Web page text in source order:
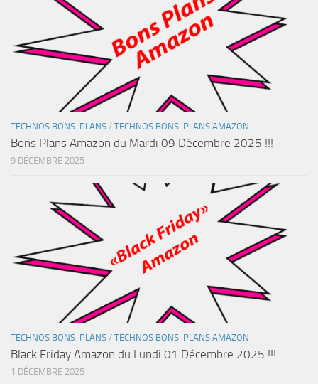
TECHNOS BONS-PLANS / TECHNOS BONS-PLANS AMAZON
Bons Plans Amazon du Mardi 09 Décembre 2025 !!!
9 DÉCEMBRE 2025
TECHNOS BONS-PLANS / TECHNOS BONS-PLANS AMAZON
Black Friday Amazon du Lundi 01 Décembre 2025 !!!
1 DÉCEMBRE 2025